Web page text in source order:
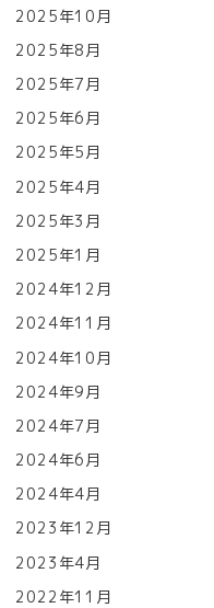
2025年10月
2025年8月
2025年7月
2025年6月
2025年5月
2025年4月
2025年3月
2025年1月
2024年12月
2024年11月
2024年10月
2024年9月
2024年7月
2024年6月
2024年4月
2023年12月
2023年4月
2022年11月